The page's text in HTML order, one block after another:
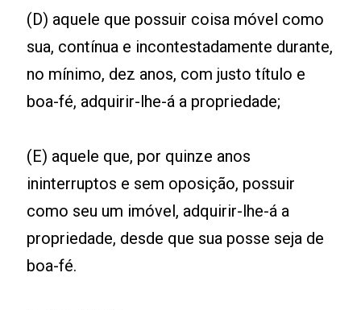
(D) aquele que possuir coisa móvel como
sua, contínua e incontestadamente durante,
no mínimo, dez anos, com justo título e
boa-fé, adquirir-lhe-á a propriedade;
(E) aquele que, por quinze anos
ininterruptos e sem oposição, possuir
como seu um imóvel, adquirir-lhe-á a
propriedade, desde que sua posse seja de
boa-fé.